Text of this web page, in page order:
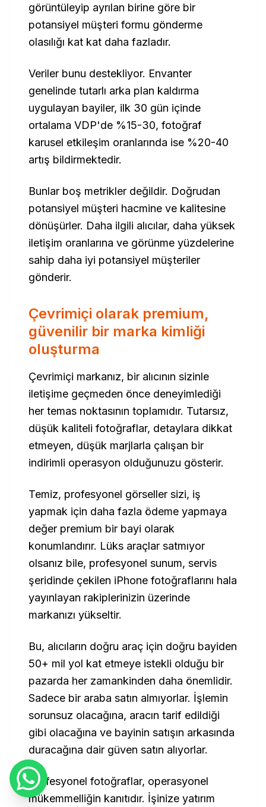
görüntüleyip ayrılan birine göre bir
potansiyel müşteri formu gönderme
olasılığı kat kat daha fazladır.
Veriler bunu destekliyor. Envanter
genelinde tutarlı arka plan kaldırma
uygulayan bayiler, ilk 30 gün içinde
ortalama VDP'de %15-30, fotoğraf
karusel etkileşim oranlarında ise %20-40
artış bildirmektedir.
Bunlar boş metrikler değildir. Doğrudan
potansiyel müşteri hacmine ve kalitesine
dönüşürler. Daha ilgili alıcılar, daha yüksek
iletişim oranlarına ve görünme yüzdelerine
sahip daha iyi potansiyel müşteriler
gönderir.
Çevrimiçi olarak premium,
güvenilir bir marka kimliği
oluşturma
Çevrimiçi markanız, bir alıcının sizinle
iletişime geçmeden önce deneyimlediği
her temas noktasının toplamıdır. Tutarsız,
düşük kaliteli fotoğraflar, detaylara dikkat
etmeyen, düşük marjlarla çalışan bir
indirimli operasyon olduğunuzu gösterir.
Temiz, profesyonel görseller sizi, iş
yapmak için daha fazla ödeme yapmaya
değer premium bir bayi olarak
konumlandırır. Lüks araçlar satmıyor
olsanız bile, profesyonel sunum, servis
şeridinde çekilen iPhone fotoğraflarını hala
yayınlayan rakiplerinizin üzerinde
markanızı yükseltir.
Bu, alıcıların doğru araç için doğru bayiden
50+ mil yol kat etmeye istekli olduğu bir
pazarda her zamankinden daha önemlidir.
Sadece bir araba satın almıyorlar. İşlemin
sorunsuz olacağına, aracın tarif edildiği
gibi olacağına ve bayinin satışın arkasında
duracağına dair güven satın alıyorlar.
Profesyonel fotoğraflar, operasyonel
mükemmelliğin kanıtıdır. İşinize yatırım